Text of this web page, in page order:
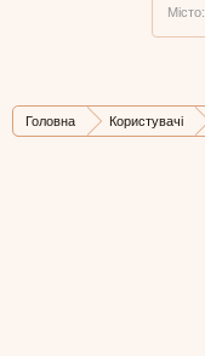
Місто:
Головна Користувачі